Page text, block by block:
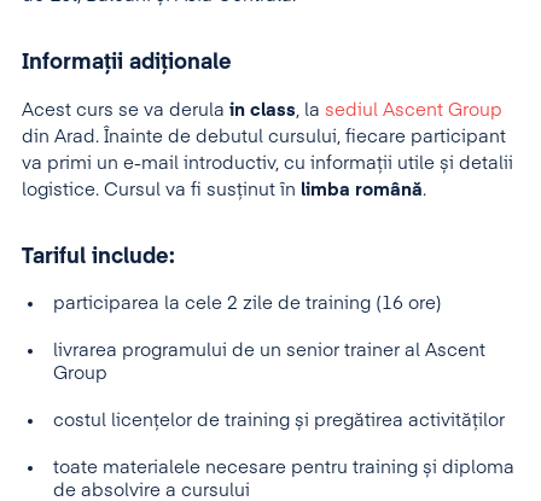
Informații adiționale
Acest curs se va derula in class, la sediul Ascent Group
din Arad. Înainte de debutul cursului, fiecare participant
va primi un e-mail introductiv, cu informații utile și detalii
logistice. Cursul va fi susținut în limba română.
Tariful include:
participarea la cele 2 zile de training (16 ore)
livrarea programului de un senior trainer al Ascent
Group
costul licențelor de training și pregătirea activităților
toate materialele necesare pentru training și diploma
de absolvire a cursului